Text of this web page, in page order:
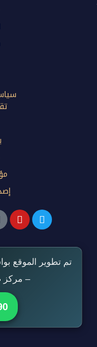
تم تطوير الموقع
– مركز